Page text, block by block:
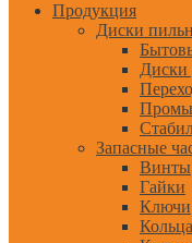
Продукция
Диски
Диски
Запасные
Винты
Гайки
Ключи